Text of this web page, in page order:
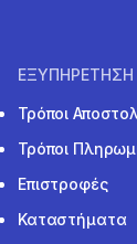
Τρόποι
Τρόποι
Επιστροφές
Καταστήματα